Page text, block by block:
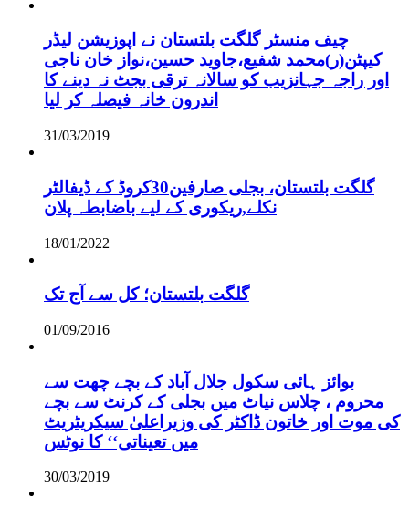
چیف منسٹر گلگت بلتستان نے اپوزیشن لیڈر
کیپٹن(ر)محمد شفیع،جاوید حسین،نواز خان ناجی
اور راجہ جہانزیب کو سالانہ ترقی بجٹ نہ دینے کا
اندرون خانہ فیصلہ کر لیا
31/03/2019
گلگت بلتستان، بجلی صارفین30کروڈ کے ڈیفالٹر
نکلے,ریکوری کے لیے باضابطہ پلان
18/01/2022
گلگت بلتستان؛ کل سے آج تک
01/09/2016
بوائز ہائی سکول جلال آباد کے بچے چھت سے
محروم ، چلاس نیاٹ میں بجلی کے کرنٹ سے بچے
کی موت اور خاتون ڈاکٹر کی وزیراعلیٰ سیکریٹریٹ
میں تعیناتی‘‘ کا نوٹس
30/03/2019